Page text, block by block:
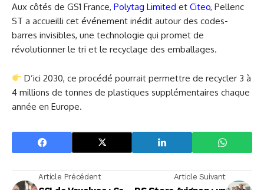
Aux côtés de GS1 France, Polytag Limited et Citeo, Pellenc
ST a accueilli cet événement inédit autour des codes-
barres invisibles, une technologie qui promet de
révolutionner le tri et le recyclage des emballages.
D’ici 2030, ce procédé pourrait permettre de recycler 3 à
4 millions de tonnes de plastiques supplémentaires chaque
année en Europe.
Article Précédent Article Suivant